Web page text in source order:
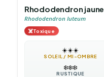
Rhododendron jaune
Rhododendron luteum
☠️Toxique
☀️☀️☀️
SOLEIL / MI-OMBRE
❄️❄️❄️
RUSTIQUE